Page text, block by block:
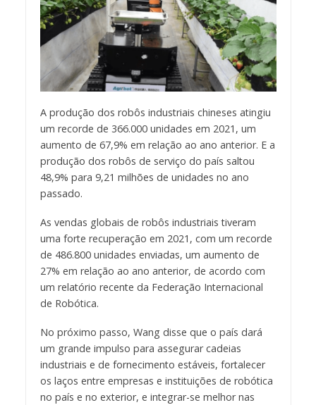
A produção dos robôs industriais chineses atingiu
um recorde de 366.000 unidades em 2021, um
aumento de 67,9% em relação ao ano anterior. E a
produção dos robôs de serviço do país saltou
48,9% para 9,21 milhões de unidades no ano
passado.
As vendas globais de robôs industriais tiveram
uma forte recuperação em 2021, com um recorde
de 486.800 unidades enviadas, um aumento de
27% em relação ao ano anterior, de acordo com
um relatório recente da Federação Internacional
de Robótica.
No próximo passo, Wang disse que o país dará
um grande impulso para assegurar cadeias
industriais e de fornecimento estáveis, fortalecer
os laços entre empresas e instituições de robótica
no país e no exterior, e integrar-se melhor nas